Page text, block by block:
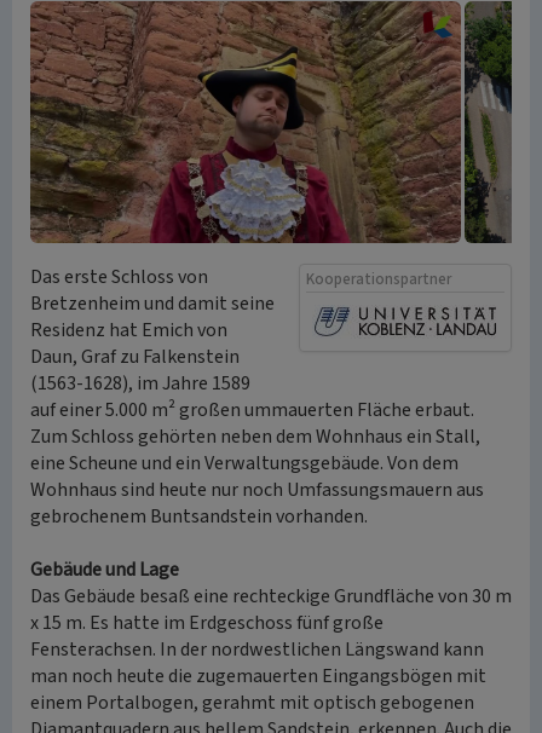
Kooperationspartner
Das erste Schloss von
Bretzenheim und damit seine
Residenz hat Emich von
Daun, Graf zu Falkenstein
(1563-1628), im Jahre 1589
auf einer 5.000 m² großen ummauerten Fläche erbaut.
Zum Schloss gehörten neben dem Wohnhaus ein Stall,
eine Scheune und ein Verwaltungsgebäude. Von dem
Wohnhaus sind heute nur noch Umfassungsmauern aus
gebrochenem Buntsandstein vorhanden.
Gebäude und Lage
Das Gebäude besaß eine rechteckige Grundfläche von 30 m
x 15 m. Es hatte im Erdgeschoss fünf große
Fensterachsen. In der nordwestlichen Längswand kann
man noch heute die zugemauerten Eingangsbögen mit
einem Portalbogen, gerahmt mit optisch gebogenen